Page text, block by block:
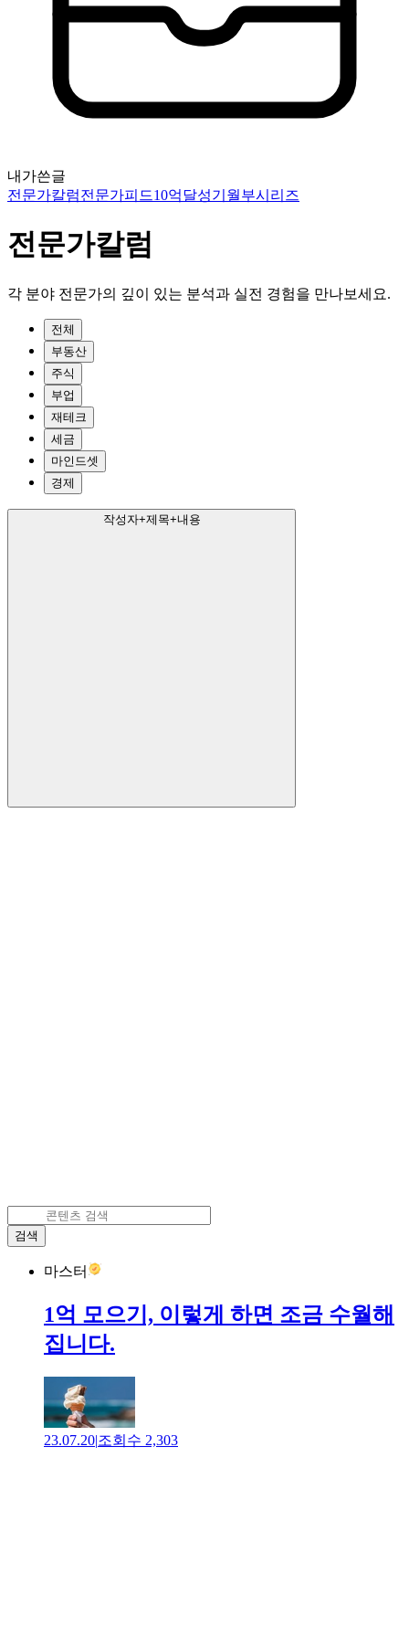
내가쓴글
전문가칼럼전문가피드10억달성기 월부시리즈
전문가칼럼
각 분야 전문가의 깊이 있는 분석과 실전 경험을 만나보세요.
전체
부동산
주식
부업
재테크
세금
마인드셋
경제
작성자+제목+내용
검색
마스터
1억 모으기, 이렇게 하면 조금 수월해
집니다.
23.07.20|조회수 2,303